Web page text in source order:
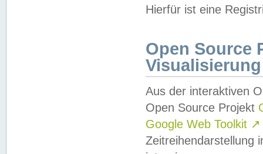
Hierfür ist eine
Open Source
Visualisierung
Aus der interaktiven
Open Source Projekt
Google Web Toolkit ↗
Zeitreihendarstellung